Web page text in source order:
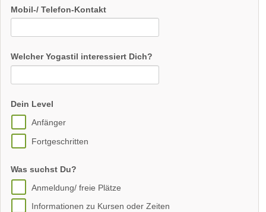
Mobil-/ Telefon-Kontakt
Welcher Yogastil interessiert Dich?
Dein Level
Anfänger
Fortgeschritten
Was suchst Du?
Anmeldung/ freie Plätze
Informationen zu Kursen oder Zeiten